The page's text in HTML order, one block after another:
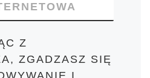
Z
ZGADZASZ SIĘ
I